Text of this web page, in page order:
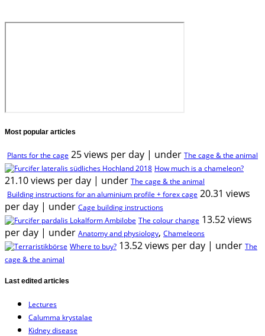
Most popular articles
Plants for the cage 25 views per day | under The cage & the animal
How much is a chameleon?
21.10 views per day | under The cage & the animal
Building instructions for an aluminium profile + forex cage 20.31 views
per day | under Cage building instructions
The colour change 13.52 views
per day | under Anatomy and physiology, Chameleons
Where to buy? 13.52 views per day | under The
cage & the animal
Last edited articles
Lectures
Calumma krystalae
Kidney disease